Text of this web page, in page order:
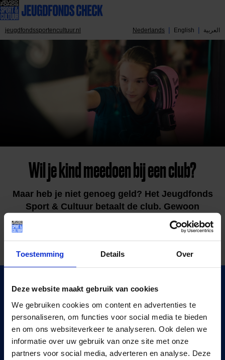
Toestemming Details Over
Deze website maakt gebruik van cookies
We gebruiken cookies om content en advertenties te
personaliseren, om functies voor social media te bieden
en om ons websiteverkeer te analyseren. Ook delen we
informatie over uw gebruik van onze site met onze
partners voor social media, adverteren en analyse. Deze
jeugdfondssportencultuur.nl Nederlands English العربية
Wil je kind meedoen bij een club?
Maar heb je niet genoeg geld? Het Jeugdfonds
Sport & Cultuur betaalt de club. Gewoon
VUL JE POSTCODE IN EN DOE DE CHECK.
Vul hieronder je postcode in en doe de check. Binnen vier
stappen weet je of het Jeugdfonds Sport & Cultuur
waarschijnlijk de club kan betalen.